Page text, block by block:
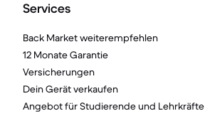
Services
Back Market weiterempfehlen
12 Monate Garantie
Versicherungen
Dein Gerät verkaufen
Angebot für Studierende und Lehrkräfte